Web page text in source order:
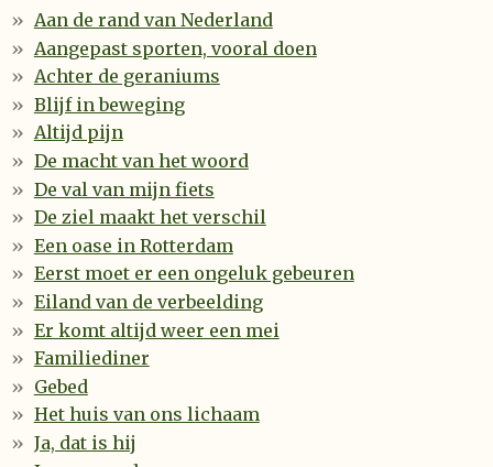
Aan de rand van Nederland
Aangepast sporten, vooral doen
Achter de geraniums
Blijf in beweging
Altijd pijn
De macht van het woord
De val van mijn fiets
De ziel maakt het verschil
Een oase in Rotterdam
Eerst moet er een ongeluk gebeuren
Eiland van de verbeelding
Er komt altijd weer een mei
Familiediner
Gebed
Het huis van ons lichaam
Ja, dat is hij